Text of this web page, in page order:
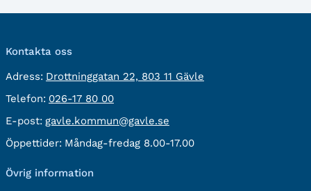
Kontakta oss
Adress: besöksadress:
Drottninggatan 22, 803 11 Gävle
Telefon: Telefon:
026-17 80 00
E-post: E-
post:
gavle.kommun@gavle.se
Öppettider: Måndag-fredag 8.00-17.00
Övrig information